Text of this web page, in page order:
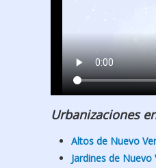
Urbanizaciones
Altos de Nuevo
Jardines de Nuevo